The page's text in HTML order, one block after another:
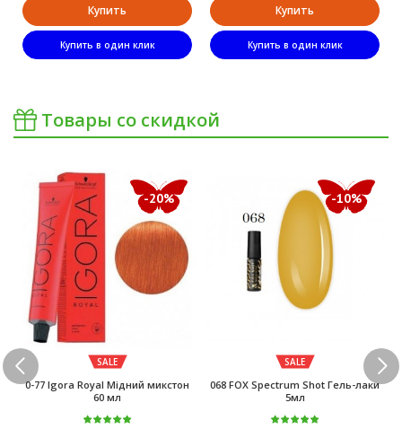
Купить
Купить в один клик
Купить
Купить в один клик
Товары со скидкой
-20%
SALE
0-77 Igora Royal Мідний микстон
60 мл
-10%
SALE
068 FOX Spectrum Shot Гель-лаки
5мл